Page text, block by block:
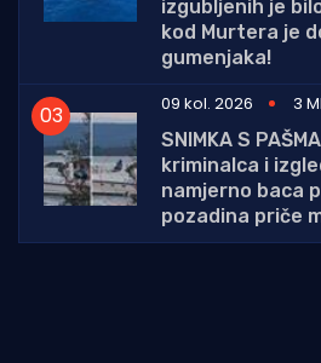
izgubljenih je
kod Murtera je
gumenjaka!
09 kol. 2026
3
SNIMKA S
kriminalca i
namjerno baca
pozadina priče